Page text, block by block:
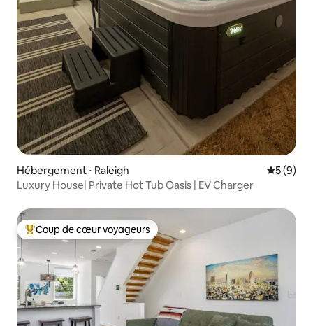
Hébergement ⋅ Raleigh
5 (9)
Luxury House| Private Hot Tub Oasis | EV Charger
Coups de cœur voyageurs les plus appréciés
Coup de cœur voyageurs